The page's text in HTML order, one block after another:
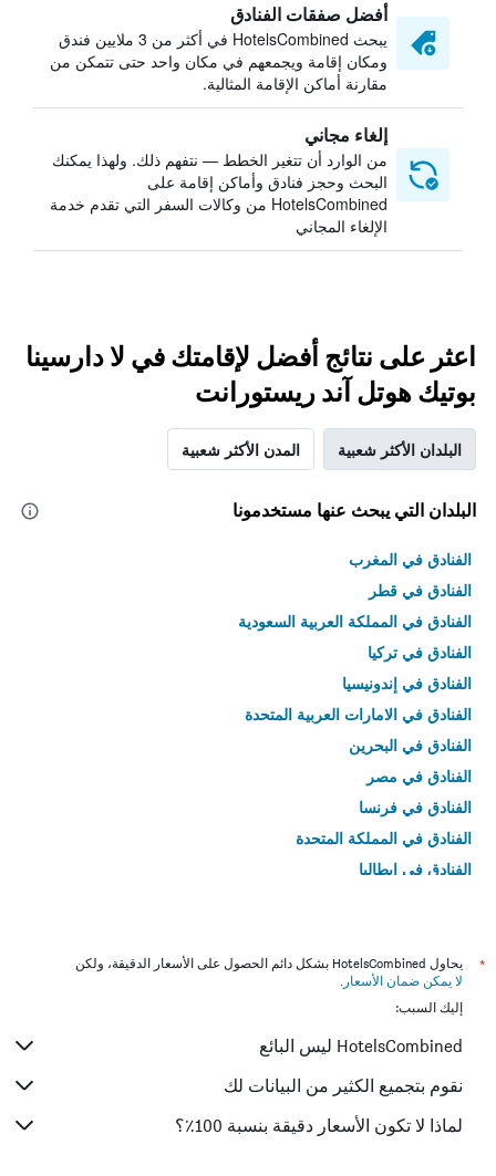
أفضل صفقات الفنادق
يبحث HotelsCombined في أكثر من 3 ملايين فندق
ومكان إقامة ويجمعهم في مكان واحد حتى تتمكن من
مقارنة أماكن الإقامة المثالية.
إلغاء مجاني
من الوارد أن تتغير الخطط — نتفهم ذلك. ولهذا يمكنك
البحث وحجز فنادق وأماكن إقامة على
HotelsCombined من وكالات السفر التي تقدم خدمة
الإلغاء المجاني
اعثر على نتائج أفضل لإقامتك في لا دارسينا
بوتيك هوتل آند ريستورانت
البلدان الأكثر شعبية المدن الأكثر شعبية
البلدان التي يبحث عنها مستخدمونا
الفنادق في المغرب
الفنادق في قطر
الفنادق في المملكة العربية السعودية
الفنادق في تركيا
الفنادق في إندونيسيا
الفنادق في الامارات العربية المتحدة
الفنادق في البحرين
الفنادق في مصر
الفنادق في فرنسا
الفنادق في المملكة المتحدة
الفنادق في إيطاليا
*
يحاول HotelsCombined بشكل دائم الحصول على الأسعار الدقيقة، ولكن
لا يمكن ضمان الأسعار .
إليك السبب:
HotelsCombined ليس البائع
نقوم بتجميع الكثير من البيانات لك
لماذا لا تكون الأسعار دقيقة بنسبة 100٪؟